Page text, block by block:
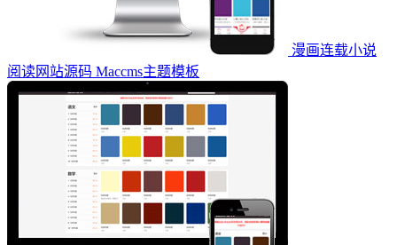
漫画连载小说
阅读网站源码 Maccms主题模板